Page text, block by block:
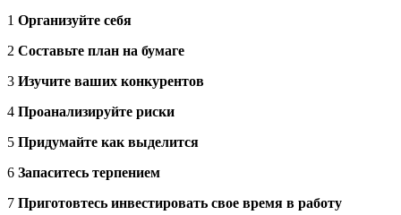
1 Организуйте себя
2 Составьте план на бумаге
3 Изучите ваших конкурентов
4 Проанализируйте риски
5 Придумайте как выделится
6 Запаситесь терпением
7 Приготовтесь инвестировать свое время в работу